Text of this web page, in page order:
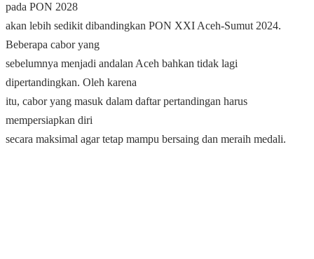
pada PON 2028
akan lebih sedikit dibandingkan PON XXI Aceh-Sumut 2024.
Beberapa cabor yang
sebelumnya menjadi andalan Aceh bahkan tidak lagi
dipertandingkan. Oleh karena
itu, cabor yang masuk dalam daftar pertandingan harus
mempersiapkan diri
secara maksimal agar tetap mampu bersaing dan meraih medali.